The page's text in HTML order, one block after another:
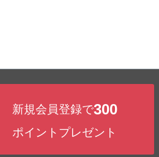
新規会員登録で300
ポイントプレゼント